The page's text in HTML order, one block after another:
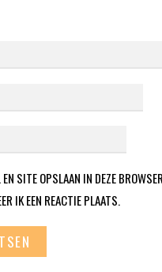
SITE OPSLAAN IN DEZE
IK EEN REACTIE PLAATS.